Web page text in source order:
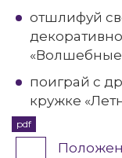
отшлифуй
«Волшебные
поиграй с
кружке
pdf